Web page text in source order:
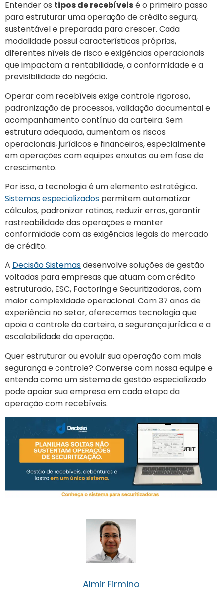
Entender os tipos de recebíveisé o primeiro passo
para estruturar uma operação de crédito segura,
sustentável e preparada para crescer. Cada
modalidade possui características próprias,
diferentes níveis de risco e exigências operacionais
que impactam a rentabilidade, a conformidade e a
previsibilidade do negócio.
Operar com recebíveis exige controle rigoroso,
padronização de processos, validação documental e
acompanhamento contínuo da carteira. Sem
estrutura adequada, aumentam os riscos
operacionais, jurídicos e financeiros, especialmente
em operações com equipes enxutas ou em fase de
crescimento.
Por isso, a tecnologia é um elemento estratégico.
Sistemas especializados permitem automatizar
cálculos, padronizar rotinas, reduzir erros, garantir
rastreabilidade das operações e manter
conformidade com as exigências legais do mercado
de crédito.
A Decisão Sistemasdesenvolve soluções de gestão
voltadas para empresas que atuam com crédito
estruturado, ESC, Factoring e Securitizadoras, com
maior complexidade operacional. Com 37 anos de
experiência no setor, oferecemos tecnologia que
apoia o controle da carteira, a segurança jurídica e a
escalabilidade da operação.
Quer estruturar ou evoluir sua operação com mais
segurança e controle? Converse com nossa equipe e
entenda como um sistema de gestão especializado
pode apoiar sua empresa em cada etapa da
operação com recebíveis.
Almir Firmino